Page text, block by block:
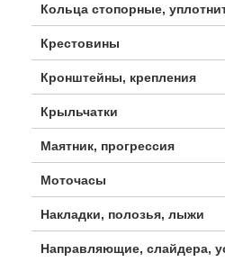
Кольца стопорные,
Крестовины
Кронштейны, крепления
Крыльчатки
Маятник, прогрессия
Моточасы
Накладки, полозья, лыжи
Направляющие, слайдера,